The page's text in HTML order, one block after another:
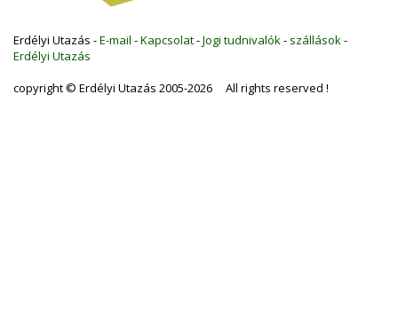
Erdélyi Utazás -E-mail -Kapcsolat-Jogi tudnivalók - szállások -
Erdélyi Utazás
copyright © Erdélyi Utazás 2005-2026 All rights reserved !